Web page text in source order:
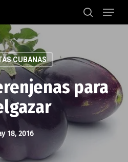
search
Menu
CUBANAS
para
18, 2016